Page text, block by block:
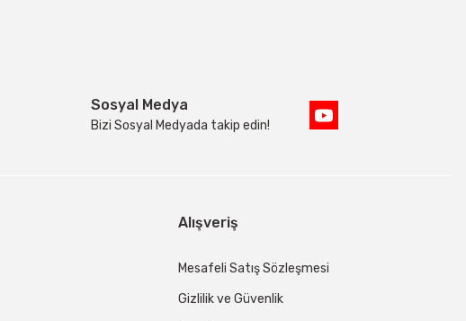
Sosyal Medya
Bizi Sosyal Medyada takip edin!
Alışveriş
Mesafeli Satış Sözleşmesi
Gizlilik ve Güvenlik